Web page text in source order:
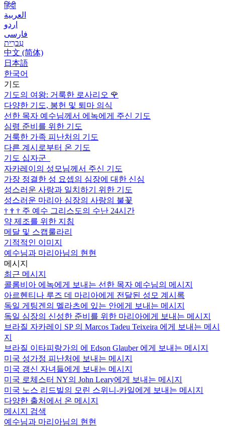
हिंदी
العربية
اردو
فارسی
עִברִית
中文 (简体)
日本語
한국어
기도
기도의 여왕: 거룩한 로사리오 🌹
다양한 기도, 봉헌 및 퇴마 의식
선한 목자 예수님께서 에녹에게 주신 기도
심령 준비를 위한 기도
거룩한 가족 피난처의 기도
다른 계시로부터 온 기도
기도 십자군
자카레이의 성모님께서 주신 기도
가장 정결한 성 요셉의 심장에 대한 신심
성스러운 사랑과 일치하기 위한 기도
성스러운 마리아 심장의 사랑의 불꽃
† † † 주 예수 그리스도의 수난 24시간
약 제조를 위한 지침
메달 및 스캡룰라리
기적적인 이미지
예수님과 마리아님의 현현
메시지
최근 메시지
콜롬비아 에녹에게 보내는 선한 목자 예수님의 메시지
아르헨티나 루즈 데 마리아에게 전달된 성모 계시록
독일 게팅겐의 멜라츠에 있는 안에게 보내는 메시지
독일 심장의 신성한 준비를 위한 마리아에게 보내는 메시지
브라질 자카레이 SP 의 Marcos Tadeu Teixeira 에게 보내는 메시
지
브라질 이타피랑가의 에 Edson Glauber 에게 보내는 메시지
미국 성가정 피난처에 보내는 메시지
미국 갱신 자녀들에게 보내는 메시지
미국 로체스터 NY의 John Leary에게 보내는 메시지
미국 노스 리드빌의 모린 스위니-카일에게 보내는 메시지
다양한 출처에서 온 메시지
메시지 검색
예수님과 마리아님의 현현